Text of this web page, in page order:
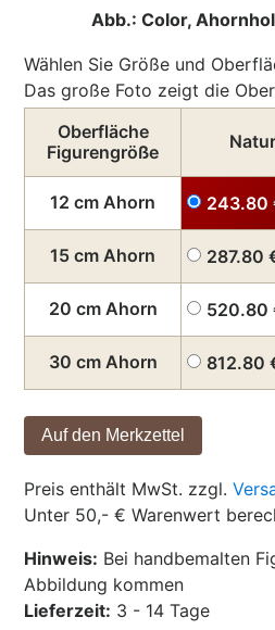
Abb.: Color,
Wählen Sie Größe und
Das große Foto zeigt die
Oberfläche
Figurengröße
Natur
12 cm Ahorn 243.80
15 cm Ahorn 287.80
20 cm Ahorn 520.80
30 cm Ahorn 812.80
Preis enthält MwSt. zzgl.
Unter 50,- € Warenwert
Hinweis: Bei handbemalten
Abbildung kommen
Lieferzeit: 3 - 14 Tage